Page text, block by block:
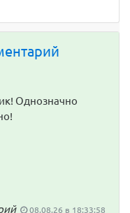
Однозначно
08.08.26 в 18:33:58